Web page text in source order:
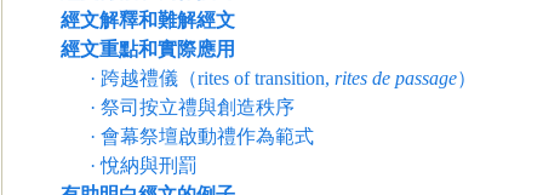
經文解釋和難解經文
經文重點和實際應用
· 跨越禮儀（rites of transition, rites de passage）
· 祭司按立禮與創造秩序
· 會幕祭壇啟動禮作為範式
· 悅納與刑罰